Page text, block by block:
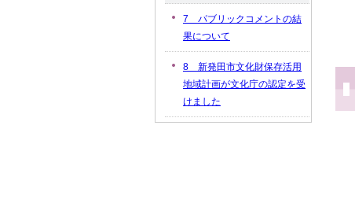
7 パブリックコメントの結
果について
8 新発田市文化財保存活用
地域計画が文化庁の認定を受
けました